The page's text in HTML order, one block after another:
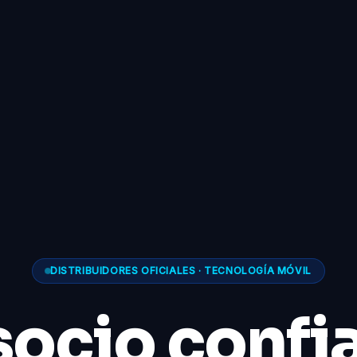
DISTRIBUIDORES OFICIALES · TECNOLOGÍA MÓVIL